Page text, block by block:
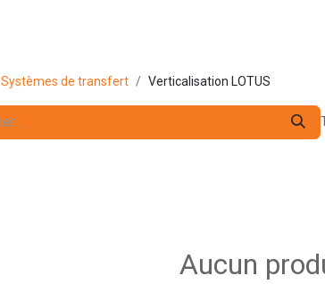
Systèmes de transfert Verticalisation LOTUS
Aucun